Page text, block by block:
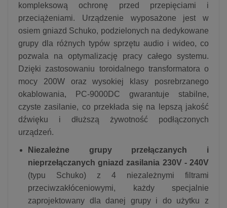
kompleksową ochronę przed przepięciami i
przeciążeniami. Urządzenie wyposażone jest w
osiem gniazd Schuko, podzielonych na dedykowane
grupy dla różnych typów sprzętu audio i wideo, co
pozwala na optymalizację pracy całego systemu.
Dzięki zastosowaniu toroidalnego transformatora o
mocy 200W oraz wysokiej klasy posrebrzanego
okablowania, PC-9000DC gwarantuje stabilne,
czyste zasilanie, co przekłada się na lepszą jakość
dźwięku i dłuższą żywotność podłączonych
urządzeń.
Niezależne grupy przełączanych i
nieprzełączanych gniazd zasilania 230V - 240V
(typu Schuko) z 4 niezależnymi filtrami
przeciwzakłóceniowymi, każdy specjalnie
zaprojektowany dla danej grupy i do użytku z